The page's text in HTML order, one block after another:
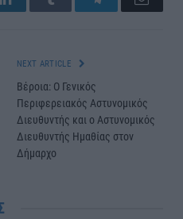
LinkedInTumblr TelegramEmail
NEXT ARTICLE
Βέροια: Ο Γενικός
Περιφερειακός Αστυνομικός
Διευθυντής και ο Αστυνομικός
Διευθυντής Ημαθίας στον
Δήμαρχο